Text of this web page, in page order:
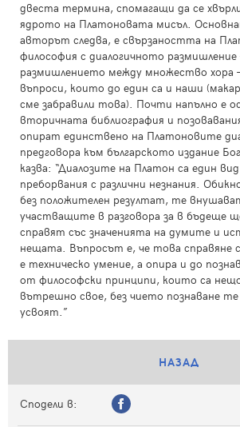
двеста термина, спомагащи да се
ядрото на Платоновата мисъл.
авторът следва, е свързаността на
философия с диалогичното
размишлението между множество хора –
въпроси, които до един са и наши
сме забравили това). Почти напълно е
вторичната библиография и
опират единствено на Платоновите
предговора към българското издание
казва: “Диалозите на Платон са един
преборвания с различни незнания.
без положителен резултат, те
участващите в разговора за в бъдеще
справят със значенията на думите и
нещата. Въпросът е, че това справяне
е техническо умение, а опира и до
от философски принципи, които са
вътрешно свое, без чието познаване
усвоят.”
НАЗАД
Сподели в: